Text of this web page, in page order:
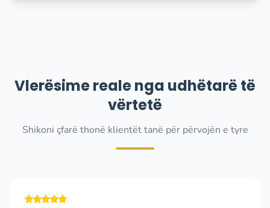
Vlerësime reale nga udhëtarë të
vërtetë
Shikoni çfarë thonë klientët tanë për përvojën e tyre